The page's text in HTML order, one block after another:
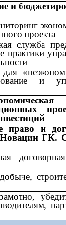
и
проекта
служба
и
право и
ГК.